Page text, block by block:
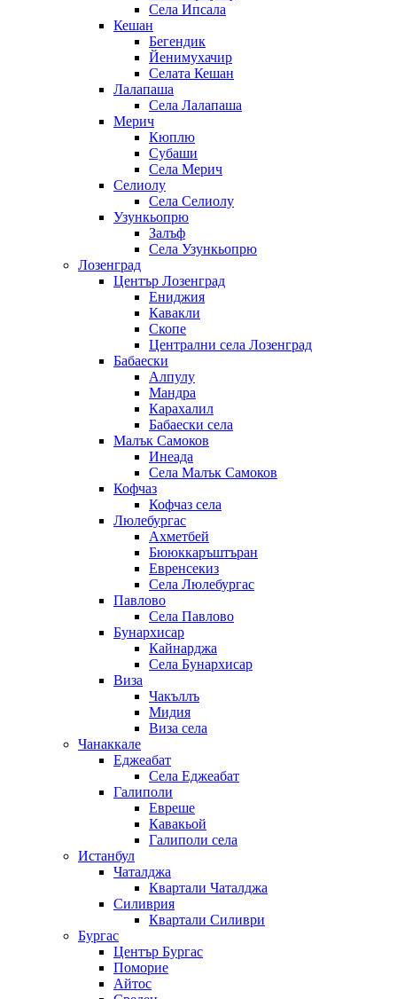
Села Ипсала
Кешан
Бегендик
Йенимухачир
Селата Кешан
Лалапаша
Села Лалапаша
Мерич
Кюплю
Субаши
Села Мерич
Селиолу
Села Селиолу
Узункьопрю
Залъф
Села Узункьопрю
Лозенград
Център Лозенград
Ениджия
Кавакли
Скопе
Централни села Лозенград
Бабаески
Алпулу
Мандра
Карахалил
Бабаески села
Малък Самоков
Инеада
Села Малък Самоков
Кофчаз
Кофчаз села
Люлебургас
Ахметбей
Бююккаръштъран
Евренсекиз
Села Люлебургас
Павлово
Села Павлово
Бунархисар
Кайнарджа
Села Бунархисар
Виза
Чакъллъ
Мидия
Виза села
Чанаккале
Еджеабат
Села Еджеабат
Галиполи
Евреше
Кавакьой
Галиполи села
Истанбул
Чаталджа
Квартали Чаталджа
Силиврия
Квартали Силиври
Бургас
Център Бургас
Поморие
Айтос